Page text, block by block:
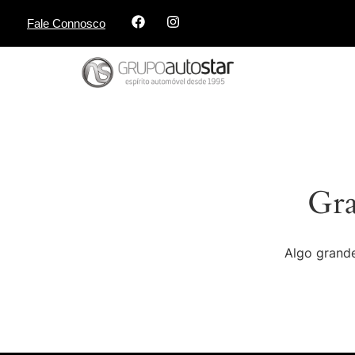
Fale Connosco
Algo